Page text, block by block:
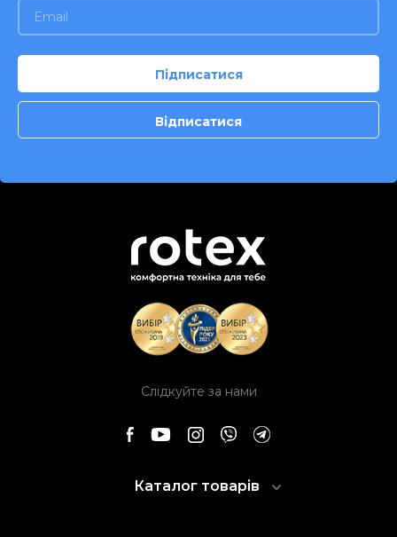
Слідкуйте за нами
Каталог товарів